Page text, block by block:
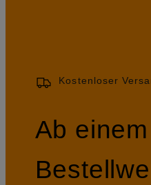
Kostenloser
Ab einem